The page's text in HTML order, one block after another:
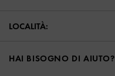
LOCALITÀ:
HAI BISOGNO DI AIUTO?